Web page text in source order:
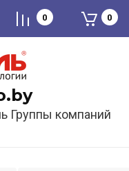
Группы компаний
0 0